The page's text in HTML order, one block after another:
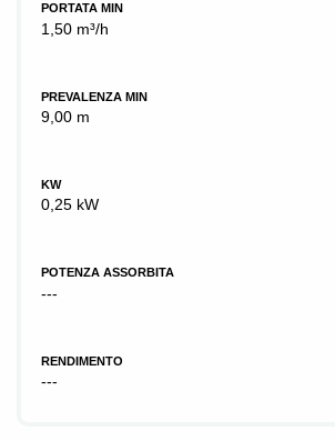
PORTATA MIN
1,50 m³/h
PREVALENZA MIN
9,00 m
KW
0,25 kW
POTENZA ASSORBITA
---
RENDIMENTO
---